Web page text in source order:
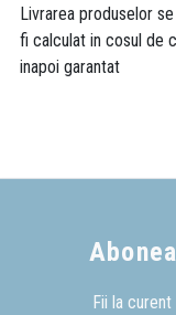
Livrarea produselor
fi calculat in cosul de
inapoi garantat
Fii la